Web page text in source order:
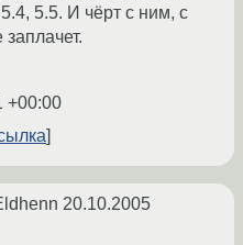
5.5. И чёрт с ним, с
+00:00
20.10.2005